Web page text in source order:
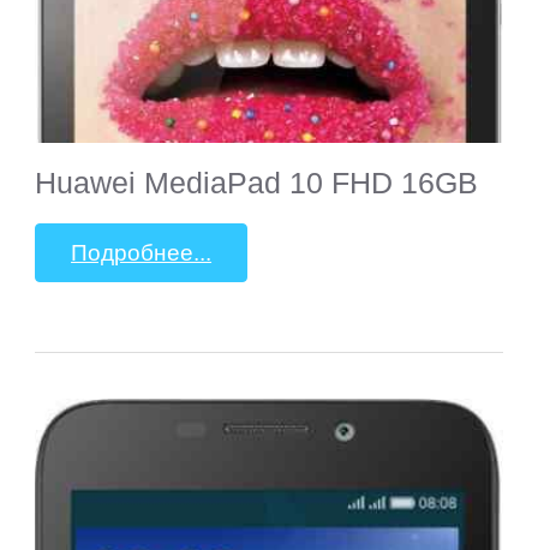
Huawei MediaPad 10 FHD 16GB
Подробнее...